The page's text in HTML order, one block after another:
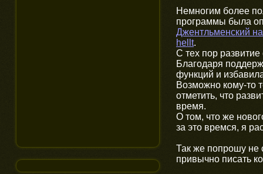
Немногим более
программы была
Джентльменский
hellt.
С тех пор
Благодаря
функций и
Возможно кому-то
отметить, что
время.
О том, что же
за это времся, я
Так же попрошу не
привычно писать